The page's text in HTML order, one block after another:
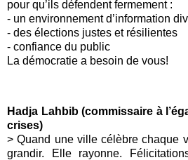
pour qu’ils défendent fermement :
- un environnement d’information
- des élections justes et résilientes
- confiance du public
La démocratie a besoin de vous!
Hadja Lahbib (commissaire à
crises)
> Quand une ville célèbre chaque
grandir. Elle rayonne.